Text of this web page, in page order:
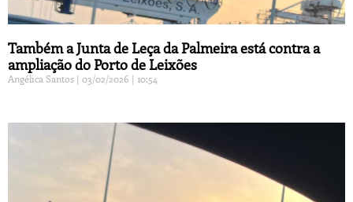
Também a Junta de Leça da Palmeira está contra a
ampliação do Porto de Leixões
Angélica Santos 03/02/2026 10:54